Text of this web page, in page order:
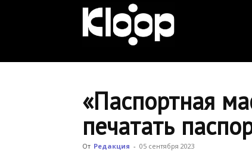
Новости
«Паспортная
печатать
От Редакция - 05 сентября 2023